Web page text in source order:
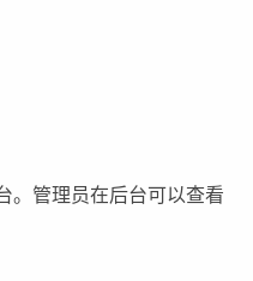
。管理员在后台可以查看